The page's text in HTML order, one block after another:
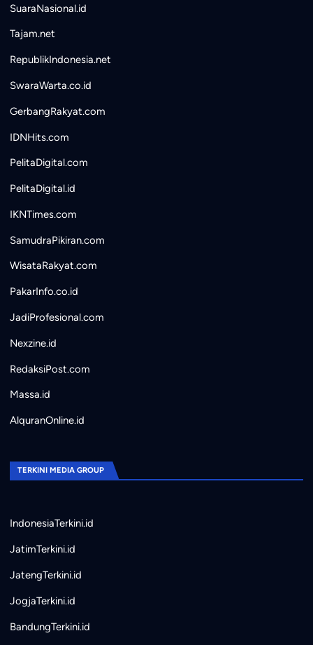
SuaraNasional.id
Tajam.net
RepublikIndonesia.net
SwaraWarta.co.id
GerbangRakyat.com
IDNHits.com
PelitaDigital.com
PelitaDigital.id
IKNTimes.com
SamudraPikiran.com
WisataRakyat.com
PakarInfo.co.id
JadiProfesional.com
Nexzine.id
RedaksiPost.com
Massa.id
AlquranOnline.id
TERKINI MEDIA GROUP
IndonesiaTerkini.id
JatimTerkini.id
JatengTerkini.id
JogjaTerkini.id
BandungTerkini.id